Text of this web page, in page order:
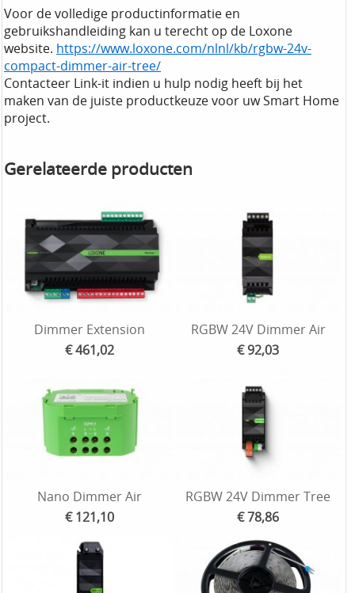
Voor de volledige productinformatie en
gebruikshandleiding kan u terecht op de Loxone
website. https://www.loxone.com/nlnl/kb/rgbw-24v-
compact-dimmer-air-tree/
Contacteer Link-it indien u hulp nodig heeft bij het
maken van de juiste productkeuze voor uw Smart Home
project.
Gerelateerde producten
Dimmer Extension
€ 461,02
RGBW 24V Dimmer Air
€ 92,03
Nano Dimmer Air
€ 121,10
RGBW 24V Dimmer Tree
€ 78,86